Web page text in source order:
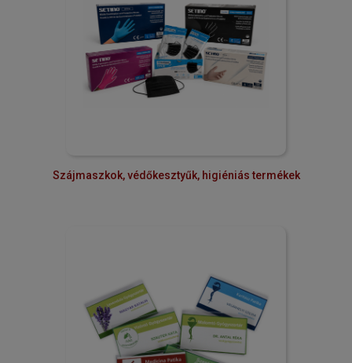
Szájmaszkok, védőkesztyűk, higiéniás termékek